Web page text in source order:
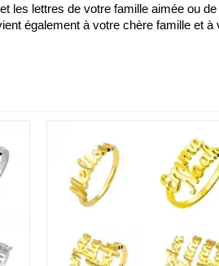
les lettres de votre famille aimée ou
également à votre chère famille et à